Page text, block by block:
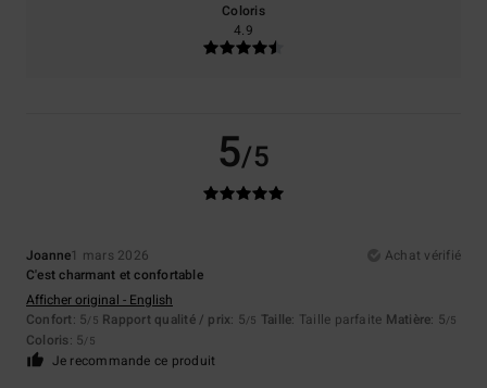
Coloris
4.9
5/5
Joanne1 mars 2026
Achat vérifié
C'est charmant et confortable
Afficher original - English
Confort: 5/5 Rapport qualité / prix: 5/5 Taille: Taille parfaite Matière: 5/5
Coloris: 5/5
Je recommande ce produit